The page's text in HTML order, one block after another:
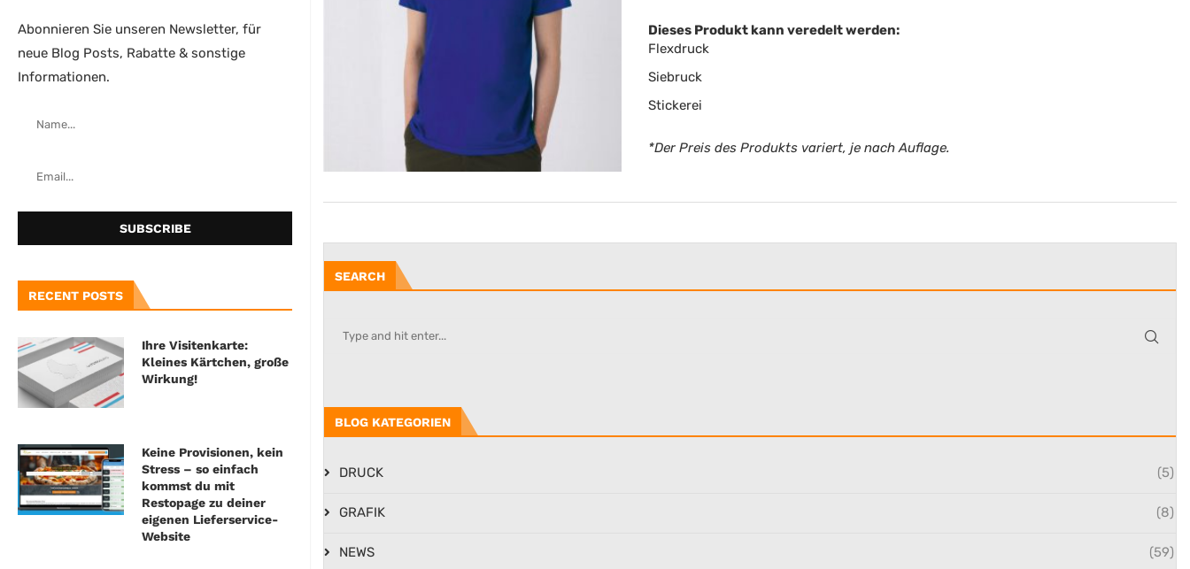
Abonnieren Sie unseren Newsletter, für
neue Blog Posts, Rabatte & sonstige
Informationen.
RECENT POSTS
Ihre Visitenkarte:
Kleines Kärtchen, große
Wirkung!
Keine Provisionen, kein
Stress – so einfach
kommst du mit
Restopage zu deiner
eigenen Lieferservice-
Website
Dieses Produkt kann veredelt werden:
Flexdruck
Siebruck
Stickerei
*Der Preis des Produkts variert, je nach Auflage.
SEARCH
BLOG KATEGORIEN
DRUCK (5)
GRAFIK (8)
NEWS (59)